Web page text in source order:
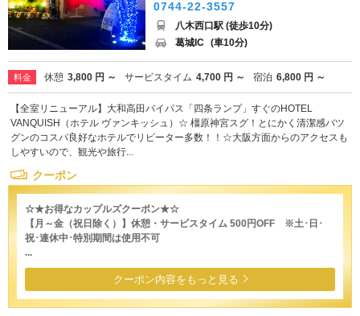
0744-22-3557
八木西口駅 (徒歩10分)
葛城IC (車10分)
料金 休憩 3,800 円 ～ サービスタイム 4,700 円 ～ 宿泊 6,800 円 ～
【全室リニューアル】大和高田バイパス「四条ランプ」すぐのHOTEL
VANQUISH（ホテル ヴァンキッシュ）☆ 橿原神宮スグ！とにかく清潔感バツ
グンのコスパ良好なホテルでリピーター多数！！☆大阪方面からのアクセスも
しやすいので、観光や旅行...
クーポン
☆★お得なカップルズクーポン★☆
【月～金（祝日除く）】休憩・サービスタイム 500円OFF ※土･日･
祝･連休中･特別期間は使用不可
...
クーポン内容をもっと見る